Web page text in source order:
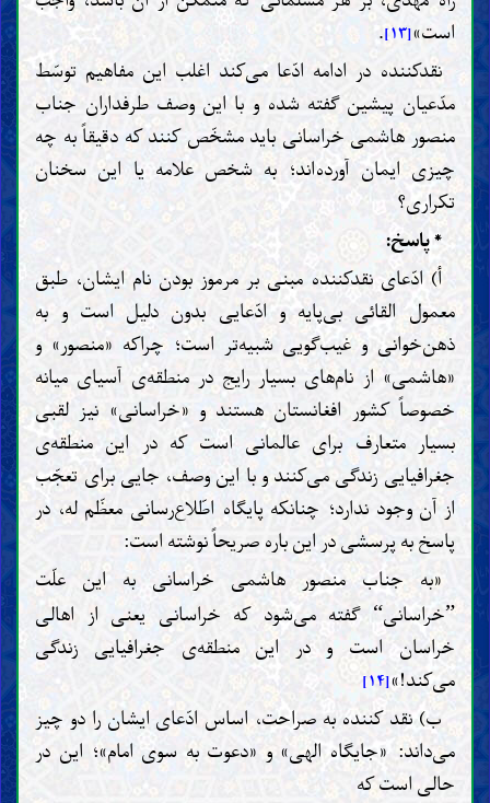
است»[۱۳]
.
نقدکننده در ادامه ادّعا می‌کند اغلب این مفاهیم توسّط
مدّعیان پیشین گفته شده و با این وصف طرفداران جناب
منصور هاشمی خراسانی باید مشخّص کنند که دقیقاً به چه
چیزی ایمان آورده‌اند؛ به شخص علامه یا این سخنان
تکراری؟
* پاسخ:
أ) ادّعای نقدکننده مبنی بر مرموز بودن نام ایشان، طبق
معمول القائی بی‌پایه و ادّعایی بدون دلیل است و به
ذهن‌خوانی و غیب‌گویی شبیه‌تر است؛ چراکه «منصور» و
«هاشمی» از نام‌های بسیار رایج در منطقه‌ی آسیای میانه
خصوصاً کشور افغانستان هستند و «خراسانی» نیز لقبی
بسیار متعارف برای عالمانی است که در این منطقه‌ی
جغرافیایی زندگی می‌کنند و با این وصف، جایی برای تعجّب
از آن وجود ندارد؛ چنانکه پایگاه اطّلاع‌رسانی معظّم له، در
پاسخ به پرسشی در این باره صریحاً نوشته است:
«به جناب منصور هاشمی خراسانی به این علّت
”خراسانی“ گفته می‌شود که خراسانی یعنی از اهالی
خراسان است و در این منطقه‌ی جغرافیایی زندگی
می‌کند!»[۱۴]
ب) نقد کننده به صراحت، اساس ادّعای ایشان را دو چیز
می‌داند: «جایگاه الهی» و «دعوت به سوی امام»؛ این در
حالی است که